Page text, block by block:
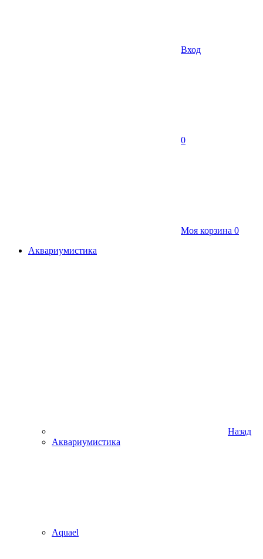
Вход
0
Моя корзина 0
Аквариумистика
Назад
Аквариумистика
Aquael